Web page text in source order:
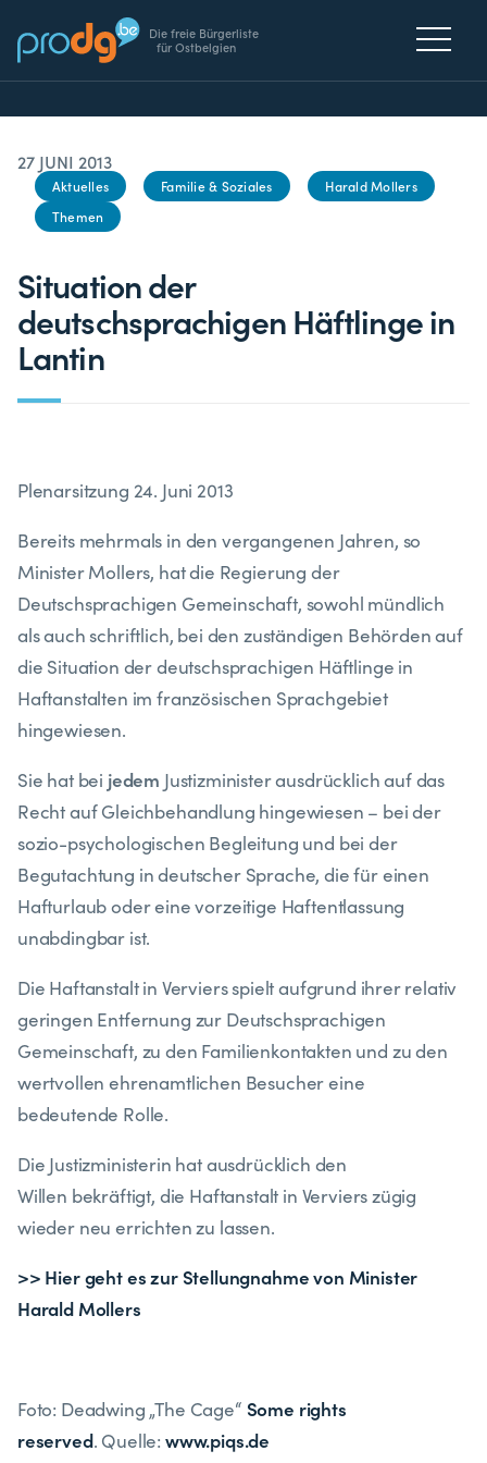
Die freie Bürgerliste
für Ostbelgien
27 JUNI 2013
Aktuelles Familie & Soziales
Harald Mollers
Themen
Situation der
deutschsprachigen Häftlinge in
Lantin
Plenarsitzung 24. Juni 2013
Bereits mehrmals in den vergangenen Jahren, so
Minister Mollers, hat die Regierung der
Deutschsprachigen Gemeinschaft, sowohl mündlich
als auch schriftlich, bei den zuständigen Behörden auf
die Situation der deutschsprachigen Häftlinge in
Haftanstalten im französischen Sprachgebiet
hingewiesen.
Sie hat bei jedem Justizminister ausdrücklich auf das
Recht auf Gleichbehandlung hingewiesen – bei der
sozio-psychologischen Begleitung und bei der
Begutachtung in deutscher Sprache, die für einen
Hafturlaub oder eine vorzeitige Haftentlassung
unabdingbar ist.
Die Haftanstalt in Verviers spielt aufgrund ihrer relativ
geringen Entfernung zur Deutschsprachigen
Gemeinschaft, zu den Familienkontakten und zu den
wertvollen ehrenamtlichen Besucher eine
bedeutende Rolle.
Die Justizministerin hat ausdrücklich den
Willen bekräftigt, die Haftanstalt in Verviers zügig
wieder neu errichten zu lassen.
>> Hier geht es zur Stellungnahme von Minister
Harald Mollers
Foto: Deadwing „The Cage“ Some rights
reserved. Quelle: www.piqs.de